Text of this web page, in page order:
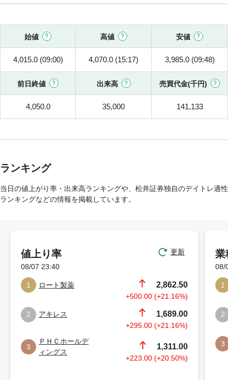
始値 高値 安値
4,015.0 (09:00) 4,070.0 (15:17) 3,985.0 (09:48)
前日終値 出来高 売買代金(千円)
4,050.0 35,000 141,133
ランキング
当日の値上がり率・出来高ランキングや、松井証券独自のデイトレ適性
ランキングなどの情報を掲載しています。